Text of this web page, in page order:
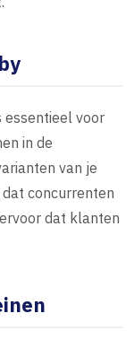
essentieel voor
in de
van je
concurrenten
dat klanten